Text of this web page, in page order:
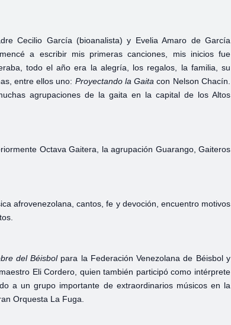
Cecilio García (bioanalista) y Evelia Amaro de García
a escribir mis primeras canciones, mis inicios fue
todo el año era la alegría, los regalos, la familia, su
entre ellos uno: Proyectando la Gaita con Nelson Chacín.
agrupaciones de la gaita en la capital de los Altos
Octava Gaitera, la agrupación Guarango, Gaiteros
afrovenezolana, cantos, fe y devoción, encuentro motivos
del Béisbolpara la Federación Venezolana de Béisbol y
Eli Cordero, quien también participó como intérprete
a un grupo importante de extraordinarios músicos en la
Orquesta La Fuga.